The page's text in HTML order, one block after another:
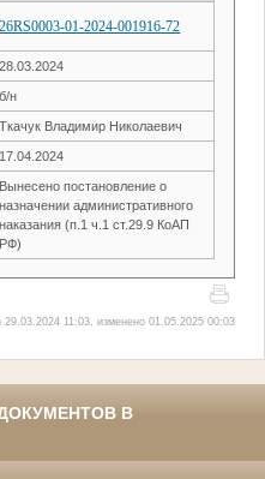
26RS0003-01-2024-001916-72
28.03.2024
б/н
Ткачук Владимир Николаевич
17.04.2024
Вынесено постановление о
назначении административного
наказания (п.1 ч.1 ст.29.9 КоАП
РФ)
29.03.2024 11:03, изменено 01.05.2025 00:03
В